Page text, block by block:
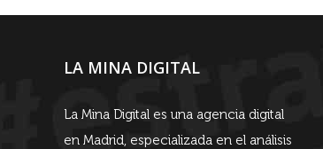
LA MINA DIGITAL
La Mina Digital es una agencia digital
en Madrid, especializada en el análisis